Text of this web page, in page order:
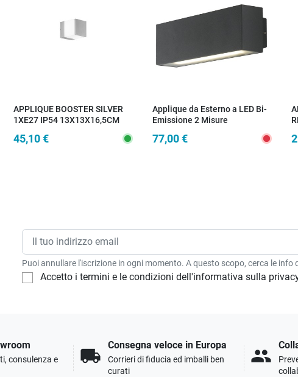
APPLIQUE BOOSTER SILVER
1XE27 IP54 13X13X16,5CM
45,10 €
Applique da Esterno a LED Bi-
Emissione 2 Misure
77,00 €
Puoi annullare l'iscrizione in ogni momento. A questo scopo, cerca le info
Accetto i termini e le condizioni dell'informativa sulla
consulenza e
local_shipping
Consegna veloce in Europa
Corrieri di fiducia ed imballi ben
curati
people